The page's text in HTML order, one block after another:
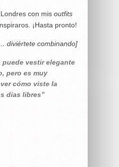
con mis outfits
¡Hasta pronto!
diviértete combinando]
puede vestir elegante
pero es muy
cómo viste la
días libres”